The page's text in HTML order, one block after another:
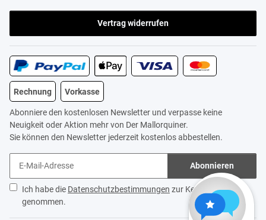
Vertrag widerrufen
Rechnung Vorkasse
Abonniere den kostenlosen Newsletter und verpasse keine
Neuigkeit oder Aktion mehr von Der Mallorquiner.
Sie können den Newsletter jederzeit kostenlos abbestellen.
Abonnieren
Ich habe die Datenschutzbestimmungen zur Kenntnis
genommen.